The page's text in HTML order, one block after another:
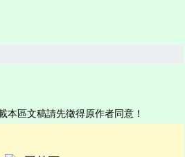
本區文稿請先徵得原作者同意！